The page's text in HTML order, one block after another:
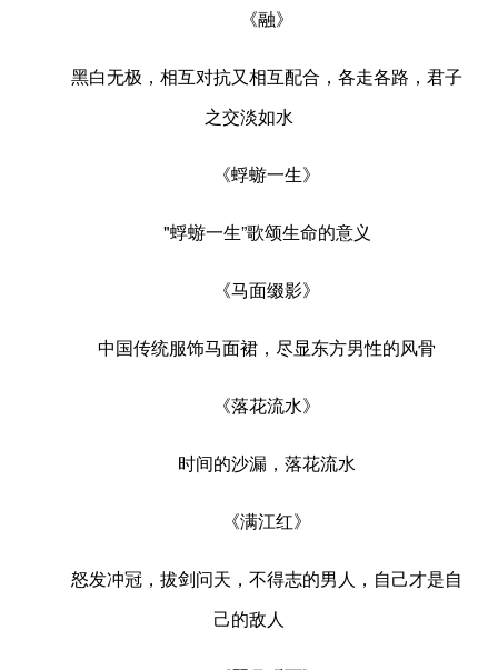
《融》
黑白无极，相互对抗又相互配合，各走各路，君子
之交淡如水
《蜉蝣一生》
"蜉蝣一生”歌颂生命的意义
《马面缀影》
中国传统服饰马面裙，尽显东方男性的风骨
《落花流水》
时间的沙漏，落花流水
《满江红》
怒发冲冠，拔剑问天，不得志的男人，自己才是自
己的敌人